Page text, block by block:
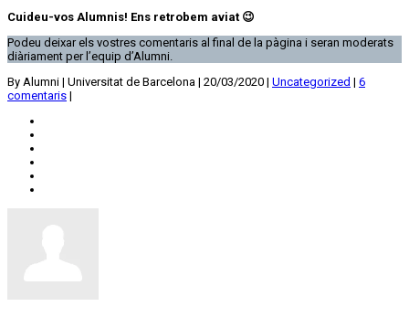
Cuideu-vos Alumnis! Ens retrobem aviat 😉
Podeu deixar els vostres comentaris al final de la pàgina i seran moderats
diàriament per l’equip d’Alumni.
By Alumni | Universitat de Barcelona | 20/03/2020 | Uncategorized | 6
comentaris |